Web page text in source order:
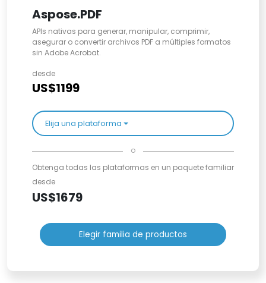
Aspose.PDF
APIs nativas para generar, manipular, comprimir,
asegurar o convertir archivos PDF a múltiples formatos
sin Adobe Acrobat.
desde
US$1199
Elija una plataforma
o
Obtenga todas las plataformas en un paquete familiar
desde
US$1679
Elegir familia de productos